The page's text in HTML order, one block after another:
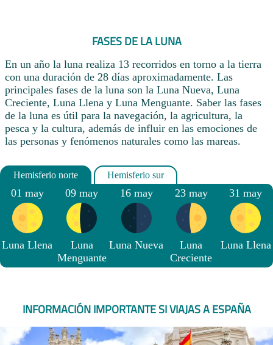
FASES DE LA LUNA
En un año la luna realiza 13 recorridos en torno a la tierra
con una duración de 28 días aproximadamente. Las
principales fases de la luna son la Luna Nueva, Luna
Creciente, Luna Llena y Luna Menguante. Saber las fases
de la luna es útil para la navegación, la agricultura, la
pesca y la cultura, además de influir en las emociones de
las personas y fenómenos naturales como las mareas.
01 may
Luna Llena
09 may
Luna
Menguante
16 may
Luna Nueva
23 may
Luna
Creciente
31 may
Luna Llena
INFORMACIÓN IMPORTANTE SI VIAJAS A ESPAÑA